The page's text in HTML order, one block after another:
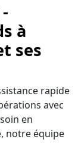
à
ses
rapide
avec
en
notre équipe